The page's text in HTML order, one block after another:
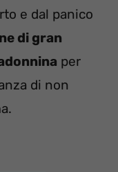
e dal panico
di gran
per
di non